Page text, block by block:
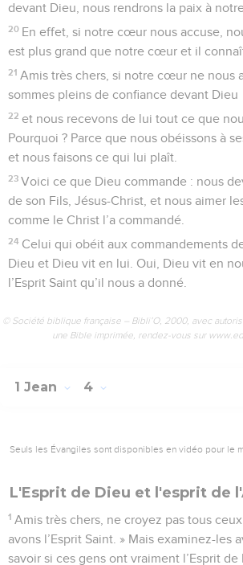
devant Dieu, nous rendrons la paix à
20 En effet, si notre cœur nous accuse,
est plus grand que notre cœur et il
21 Amis très chers, si notre cœur ne nous
sommes pleins de confiance devant Dieu
22 et nous recevons de lui tout ce que
Pourquoi ? Parce que nous obéissons à
et nous faisons ce qui lui plaît.
23 Voici ce que Dieu commande : nous
de son Fils, Jésus-Christ, et nous aimer
comme le Christ l’a commandé.
24 Celui qui obéit aux commandements
Dieu et Dieu vit en lui. Oui, Dieu vit en
l’Esprit Saint qu’il nous a donné.
© Société biblique française – Bibli’O, 2000, avec
une Bible imprimée, rendez-vous sur
1 Jean 4
Seuls les Évangiles sont disponibles en vidéo pour le
L'Esprit de Dieu et l'esprit de
1 Amis très chers, ne croyez pas tous
avons l’Esprit Saint. » Mais examinez-les
savoir si ces gens ont vraiment l’Esprit de